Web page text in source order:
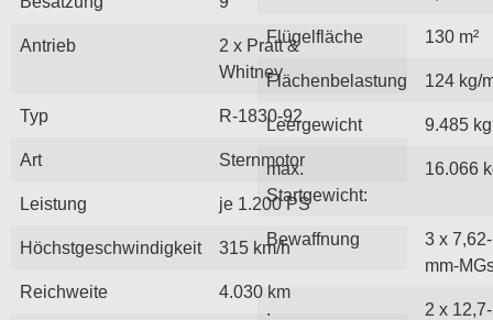
Antrieb
2 x Pratt &
Whitney
Typ R-1830-92
Art Sternmotor
Leistung je 1.200 PS
Höchstgeschwindigkeit 315 km/h
Reichweite 4.030 km
Flügelfläche 130 m²
Flächenbelastung 124 kg/
Leergewicht 9.485
max.
Startgewicht:
16.066
Bewaffnung
3 x 7,62-
mm-
2 x 12,7-